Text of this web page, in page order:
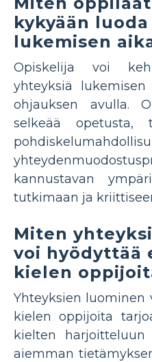
kykyään
lukemisen
Opiskelija voi
yhteyksiä
ohjauksen avulla.
selkeää opetusta,
kannustavan
tutkimaan ja
Miten
voi hyödyttää
kielen
Yhteyksien luominen
kielen oppijoita
kielten
aiemman